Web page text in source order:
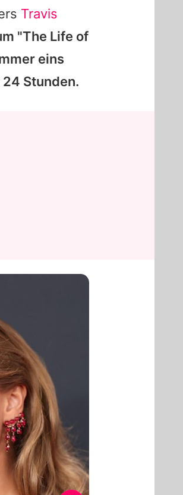
Travis
"The Life of
eins
Stunden.